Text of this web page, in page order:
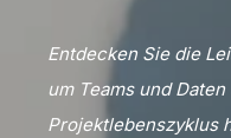
Entdecken Sie die
um Teams und
Projektlebenszyklus